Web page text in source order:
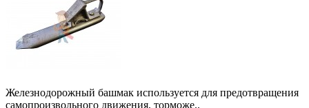
Железнодорожный башмак используется для предотвращения
самопроизвольного движения, торможе..